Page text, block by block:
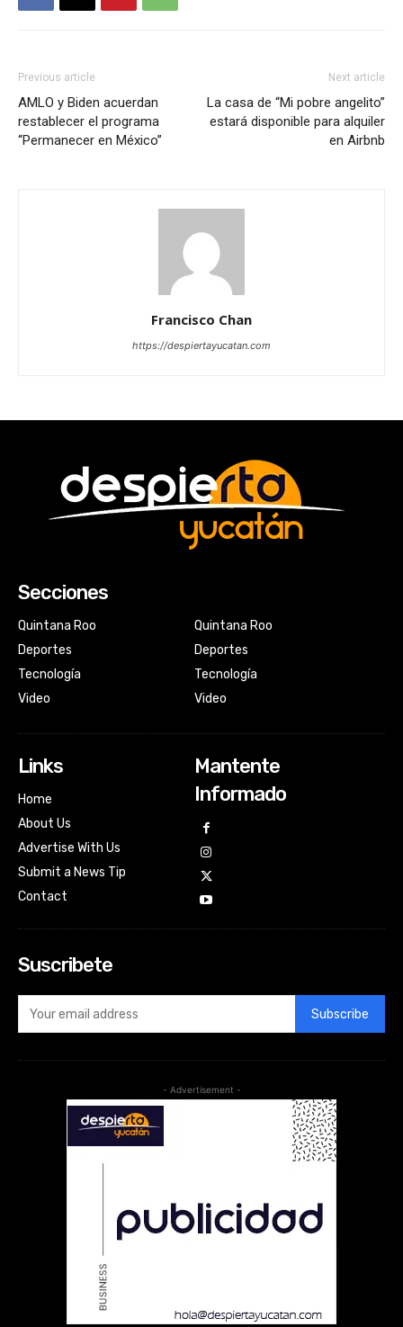
Previous article
AMLO y Biden acuerdan
restablecer el programa
“Permanecer en México”
Next article
La casa de “Mi pobre angelito”
estará disponible para alquiler
en Airbnb
Francisco Chan
https://despiertayucatan.com
Secciones
Quintana Roo
Deportes
Tecnología
Video
Quintana Roo
Deportes
Tecnología
Video
Links
Home
About Us
Advertise With Us
Submit a News Tip
Contact
Mantente
Informado
Suscribete
Subscribe
- Advertisement -